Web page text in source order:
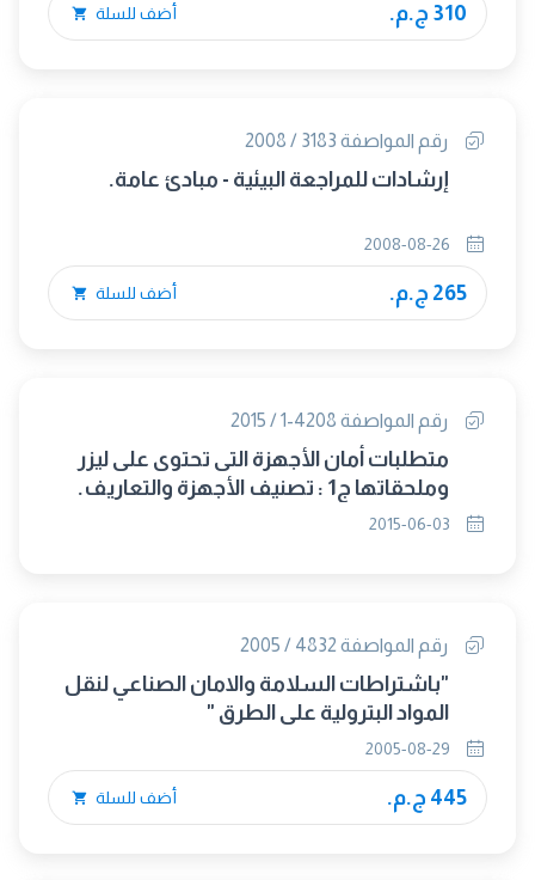
310 ج.م. أضف للسلة
رقم المواصفة 3183 / 2008
إرشادات للمراجعة البيئية - مبادئ عامة.
265 ج.م. أضف للسلة
رقم المواصفة 4208-1 / 2015
متطلبات أمان الأجهزة التى تحتوى على ليزر
وملحقاتها ج1 : تصنيف الأجهزة والتعاريف.
(IEC 60825-1/2014) (متبناه)
رقم المواصفة 4832 / 2005
"باشتراطات السلامة والامان الصناعي لنقل
المواد البترولية على الطرق "
445 ج.م. أضف للسلة